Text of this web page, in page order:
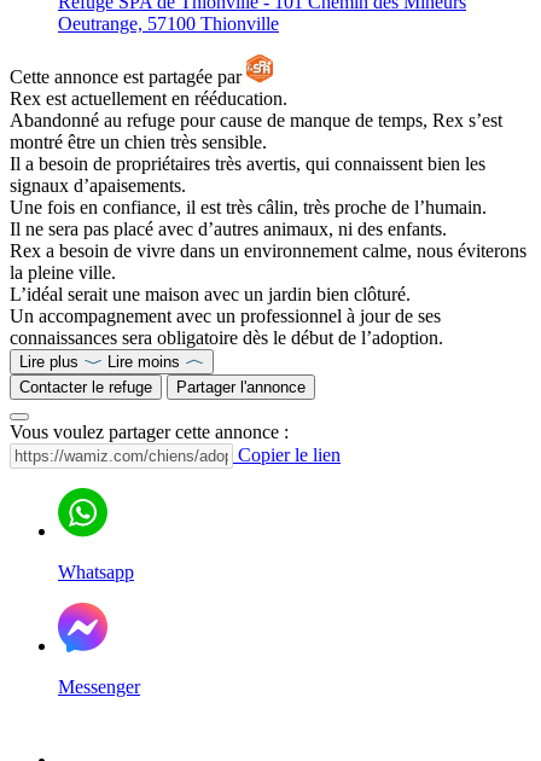
Oeutrange, 57100 Thionville
Cette annonce est partagée par
Rex est actuellement en rééducation.
Abandonné au refuge pour cause de manque de temps, Rex s’est
montré être un chien très sensible.
Il a besoin de propriétaires très avertis, qui connaissent bien les
signaux d’apaisements.
Une fois en confiance, il est très câlin, très proche de l’humain.
Il ne sera pas placé avec d’autres animaux, ni des enfants.
Rex a besoin de vivre dans un environnement calme, nous éviterons
la pleine ville.
L’idéal serait une maison avec un jardin bien clôturé.
Un accompagnement avec un professionnel à jour de ses
connaissances sera obligatoire dès le début de l’adoption.
Lire plus
Lire moins
Contacter le refuge
Partager l'annonce
Vous voulez partager cette annonce :
Copier le lien
Whatsapp
Messenger